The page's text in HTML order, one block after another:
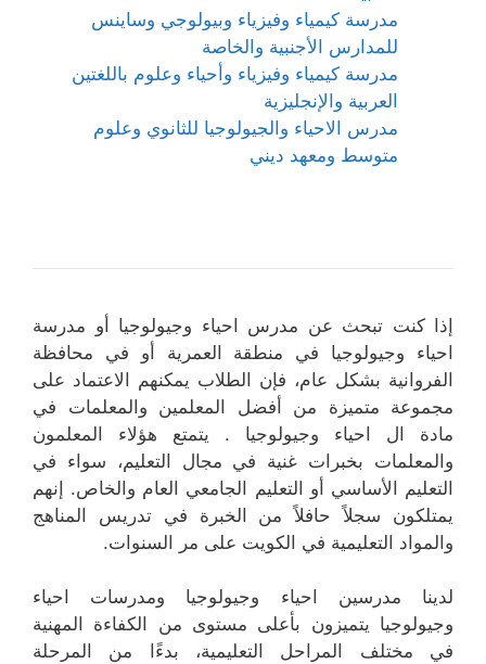
مدرسة كيمياء وفيزياء وبيولوجي وساينس
للمدارس الأجنبية والخاصة
مدرسة كيمياء وفيزياء وأحياء وعلوم باللغتين
العربية والإنجليزية
مدرس الاحياء والجيولوجيا للثانوي وعلوم
متوسط ومعهد ديني
إذا كنت تبحث عن مدرس احياء وجيولوجيا أو مدرسة
احياء وجيولوجيا في منطقة العمرية أو في محافظة
الفروانية بشكل عام، فإن الطلاب يمكنهم الاعتماد على
مجموعة متميزة من أفضل المعلمين والمعلمات في
مادة ال احياء وجيولوجيا . يتمتع هؤلاء المعلمون
والمعلمات بخبرات غنية في مجال التعليم، سواء في
التعليم الأساسي أو التعليم الجامعي العام والخاص. إنهم
يمتلكون سجلاً حافلاً من الخبرة في تدريس المناهج
والمواد التعليمية في الكويت على مر السنوات.
لدينا مدرسين احياء وجيولوجيا ومدرسات احياء
وجيولوجيا يتميزون بأعلى مستوى من الكفاءة المهنية
في مختلف المراحل التعليمية، بدءًا من المرحلة